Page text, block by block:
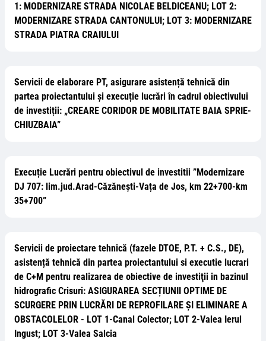
1: MODERNIZARE STRADA NICOLAE BELDICEANU; LOT 2:
MODERNIZARE STRADA CANTONULUI; LOT 3: MODERNIZARE
STRADA PIATRA CRAIULUI
Servicii de elaborare PT, asigurare asistență tehnică din
partea proiectantului și execuție lucrări în cadrul obiectivului
de investiții: „CREARE CORIDOR DE MOBILITATE BAIA SPRIE-
CHIUZBAIA”
Execuție Lucrări pentru obiectivul de investitii ”Modernizare
DJ 707: lim.jud.Arad-Căzănești-Vața de Jos, km 22+700-km
35+700”
Servicii de proiectare tehnică (fazele DTOE, P.T. + C.S., DE),
asistență tehnică din partea proiectantului si executie lucrari
de C+M pentru realizarea de obiective de investiţii in bazinul
hidrografic Crisuri: ASIGURAREA SECȚIUNII OPTIME DE
SCURGERE PRIN LUCRĂRI DE REPROFILARE ȘI ELIMINARE A
OBSTACOLELOR - LOT 1-Canal Colector; LOT 2-Valea Ierul
Ingust; LOT 3-Valea Salcia